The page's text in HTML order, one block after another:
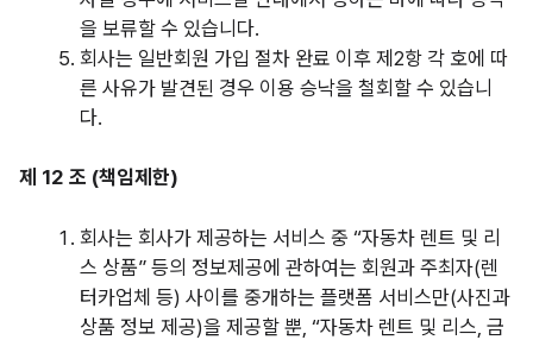
을 보류할 수 있습니다.
회사는 일반회원 가입 절차 완료 이후 제2항 각 호에 따
른 사유가 발견된 경우 이용 승낙을 철회할 수 있습니
다.
제 12 조 (책임제한)
회사는 회사가 제공하는 서비스 중 “자동차 렌트 및 리
스 상품” 등의 정보제공에 관하여는 회원과 주최자(렌
터카업체 등) 사이를 중개하는 플랫폼 서비스만(사진과
상품 정보 제공)을 제공할 뿐, “자동차 렌트 및 리스, 금